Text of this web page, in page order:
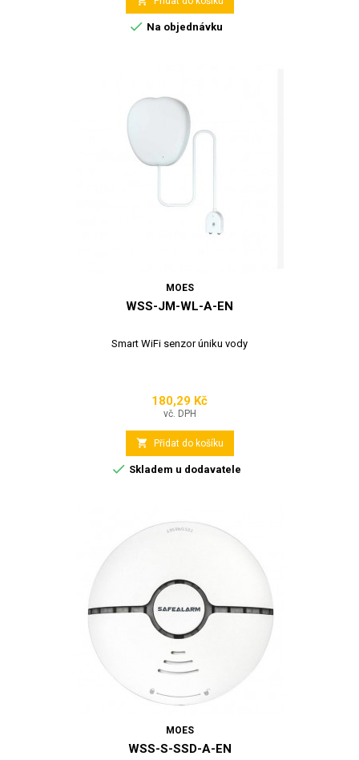
 Na objednávku
MOES
WSS-JM-WL-A-EN
Smart WiFi senzor úniku vody
Cena
180,29 Kč
vč. DPH
 Přidat do košíku
 Skladem u dodavatele
MOES
WSS-S-SSD-A-EN